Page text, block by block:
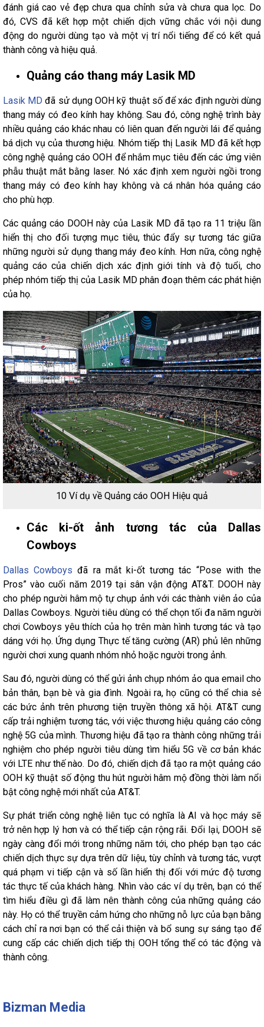
đánh giá cao vẻ đẹp chưa qua chỉnh sửa và chưa qua lọc. Do
đó, CVS đã kết hợp một chiến dịch vững chắc với nội dung
động do người dùng tạo và một vị trí nổi tiếng để có kết quả
thành công và hiệu quả.
Quảng cáo thang máy Lasik MD
Lasik MD đã sử dụng OOH kỹ thuật số để xác định người dùng
thang máy có đeo kính hay không. Sau đó, công nghệ trình bày
nhiều quảng cáo khác nhau có liên quan đến người lái để quảng
bá dịch vụ của thương hiệu. Nhóm tiếp thị Lasik MD đã kết hợp
công nghệ quảng cáo OOH để nhắm mục tiêu đến các ứng viên
phẫu thuật mắt bằng laser. Nó xác định xem người ngồi trong
thang máy có đeo kính hay không và cá nhân hóa quảng cáo
cho phù hợp.
Các quảng cáo DOOH này của Lasik MD đã tạo ra 11 triệu lần
hiển thị cho đối tượng mục tiêu, thúc đẩy sự tương tác giữa
những người sử dụng thang máy đeo kính. Hơn nữa, công nghệ
quảng cáo của chiến dịch xác định giới tính và độ tuổi, cho
phép nhóm tiếp thị của Lasik MD phân đoạn thêm các phát hiện
của họ.
10 Ví dụ về Quảng cáo OOH Hiệu quả
Các ki-ốt ảnh tương tác của Dallas
Cowboys
Dallas Cowboys đã ra mắt ki-ốt tương tác “Pose with the
Pros” vào cuối năm 2019 tại sân vận động AT&T. DOOH này
cho phép người hâm mộ tự chụp ảnh với các thành viên ảo của
Dallas Cowboys. Người tiêu dùng có thể chọn tối đa năm người
chơi Cowboys yêu thích của họ trên màn hình tương tác và tạo
dáng với họ. Ứng dụng Thực tế tăng cường (AR) phủ lên những
người chơi xung quanh nhóm nhỏ hoặc người trong ảnh.
Sau đó, người dùng có thể gửi ảnh chụp nhóm ảo qua email cho
bản thân, bạn bè và gia đình. Ngoài ra, họ cũng có thể chia sẻ
các bức ảnh trên phương tiện truyền thông xã hội. AT&T cung
cấp trải nghiệm tương tác, với việc thương hiệu quảng cáo công
nghệ 5G của mình. Thương hiệu đã tạo ra thành công những trải
nghiệm cho phép người tiêu dùng tìm hiểu 5G về cơ bản khác
với LTE như thế nào. Do đó, chiến dịch đã tạo ra một quảng cáo
OOH kỹ thuật số động thu hút người hâm mộ đồng thời làm nổi
bật công nghệ mới nhất của AT&T.
Sự phát triển công nghệ liên tục có nghĩa là AI và học máy sẽ
trở nên hợp lý hơn và có thể tiếp cận rộng rãi. Đổi lại, DOOH sẽ
ngày càng đổi mới trong những năm tới, cho phép bạn tạo các
chiến dịch thực sự dựa trên dữ liệu, tùy chỉnh và tương tác, vượt
quá phạm vi tiếp cận và số lần hiển thị đối với mức độ tương
tác thực tế của khách hàng. Nhìn vào các ví dụ trên, bạn có thể
tìm hiểu điều gì đã làm nên thành công của những quảng cáo
này. Họ có thể truyền cảm hứng cho những nỗ lực của bạn bằng
cách chỉ ra nơi bạn có thể cải thiện và bổ sung sự sáng tạo để
cung cấp các chiến dịch tiếp thị OOH tổng thể có tác động và
thành công.
Bizman Media